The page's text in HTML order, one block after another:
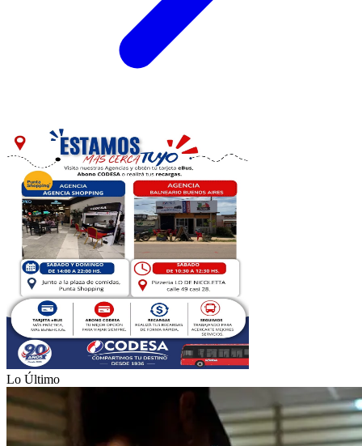
Lo Último